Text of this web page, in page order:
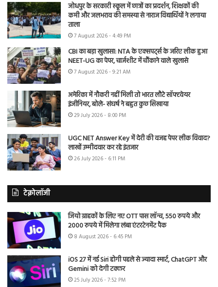
जोधपुर के सरकारी स्कूल में छात्रों का प्रदर्शन, शिक्षकों की
कमी और जलभराव की समस्या से नाराज विद्यार्थियों ने लगाया
ताला
7 August 2026 - 4:49 PM
CBI का बड़ा खुलासा: NTA के एक्सपर्ट्स के जरिए लीक हुआ
NEET-UG का पेपर, चार्जशीट में चौंकाने वाले खुलासे
7 August 2026 - 9:21 AM
अमेरिका में नौकरी नहीं मिली तो भारत लौटे सॉफ्टवेयर
इंजीनियर, बोले- संघर्ष ने बहुत कुछ सिखाया
29 July 2026 - 8:00 PM
UGC NET Answer Key में देरी की वजह पेपर लीक विवाद?
लाखों उम्मीदवार कर रहे इंतजार
26 July 2026 - 6:11 PM
टेक्नोलॉजी
जियो ग्राहकों के लिए नए OTT पास लॉन्च, 550 रुपये और
2000 रुपये में मिलेगा लंबा एंटरटेनमेंट पैक
8 August 2026 - 6:45 PM
iOS 27 में नई Siri होगी पहले से ज्यादा स्मार्ट, ChatGPT और
Gemini को देगी टक्कर
25 July 2026 - 7:52 PM